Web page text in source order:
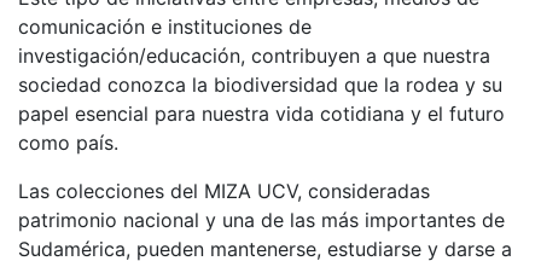
comunicación e instituciones de
investigación/educación, contribuyen a que nuestra
sociedad conozca la biodiversidad que la rodea y su
papel esencial para nuestra vida cotidiana y el futuro
como país.
Las colecciones del MIZA UCV, consideradas
patrimonio nacional y una de las más importantes de
Sudamérica, pueden mantenerse, estudiarse y darse a